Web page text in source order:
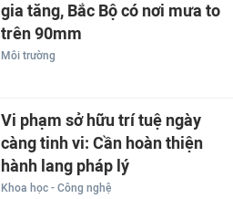
gia tăng, Bắc Bộ có nơi mưa to
trên 90mm
Môi trường
Vi phạm sở hữu trí tuệ ngày
càng tinh vi: Cần hoàn thiện
hành lang pháp lý
Khoa học - Công nghệ